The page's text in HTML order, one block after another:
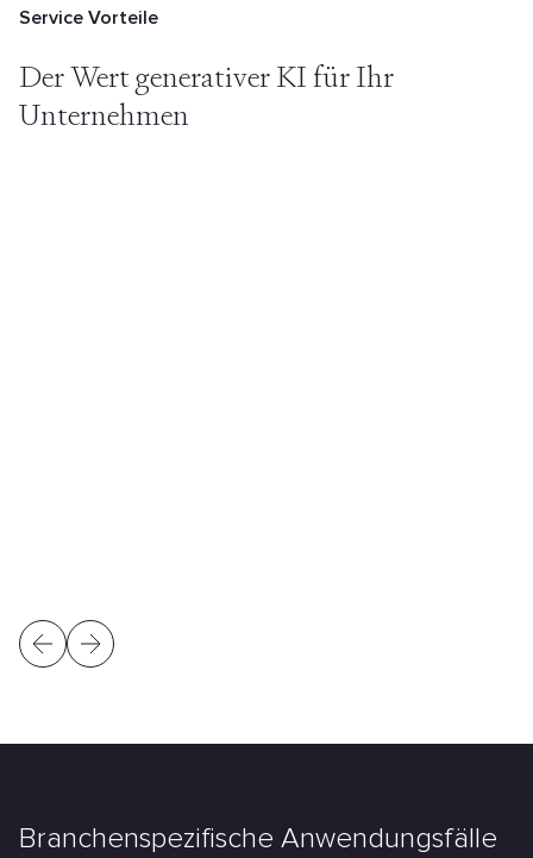
Service Vorteile
Der Wert generativerKI für Ihr
Unternehmen
Branchenspezifische Anwendungsfälle